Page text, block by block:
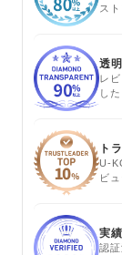
ス
透
レ
し
ト
U-
ビ
実
認